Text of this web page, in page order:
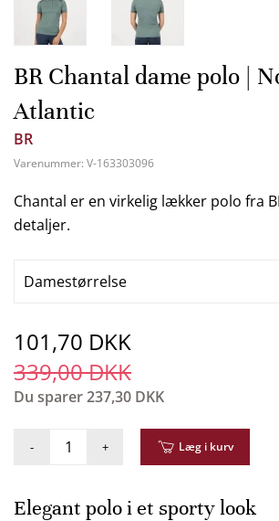
BR Chantal dame polo |
Atlantic
BR
Varenummer: V-163303096
Chantal er en virkelig lækker polo fra
detaljer.
Damestørrelse
101,70 DKK
339,00 DKK
Du sparer237,30 DKK
- + Læg i kurv
Elegant polo i et sporty look